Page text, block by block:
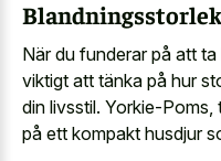
Blandningsstorlek
När du funderar på att
viktigt att tänka på hur
din livsstil. Yorkie-Poms,
på ett kompakt husdjur